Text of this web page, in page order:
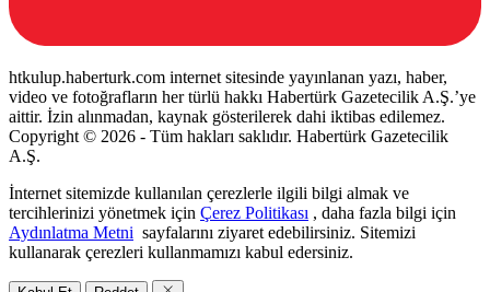
htkulup.haberturk.com internet sitesinde yayınlanan yazı, haber,
video ve fotoğrafların her türlü hakkı Habertürk Gazetecilik A.Ş.’ye
aittir. İzin alınmadan, kaynak gösterilerek dahi iktibas edilemez.
Copyright © 2026 - Tüm hakları saklıdır. Habertürk Gazetecilik
A.Ş.
İnternet sitemizde kullanılan çerezlerle ilgili bilgi almak ve
tercihlerinizi yönetmek için Çerez Politikası , daha fazla bilgi için
Aydınlatma Metni sayfalarını ziyaret edebilirsiniz. Sitemizi
kullanarak çerezleri kullanmamızı kabul edersiniz.